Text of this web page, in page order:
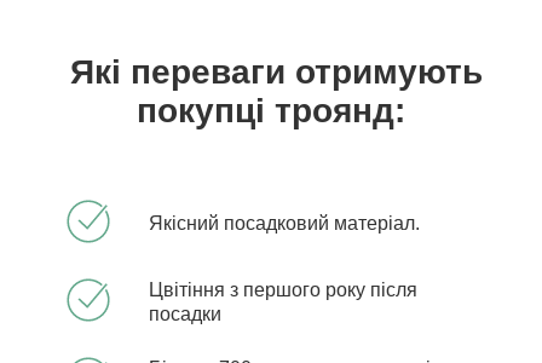
Які переваги отримують
покупці троянд:
Якісний посадковий матеріал.
Цвітіння з першого року після
посадки